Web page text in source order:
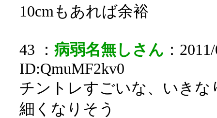
10cmもあれば余裕
43 ： 病弱名無しさん ：
ID:QmuMF2kv0
チントレすごいな、いきな
細くなりそう